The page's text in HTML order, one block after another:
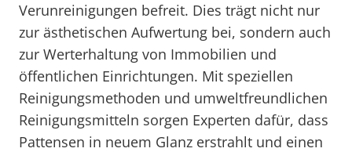
Verunreinigungen befreit. Dies trägt nicht nur
zur ästhetischen Aufwertung bei, sondern auch
zur Werterhaltung von Immobilien und
öffentlichen Einrichtungen. Mit speziellen
Reinigungsmethoden und umweltfreundlichen
Reinigungsmitteln sorgen Experten dafür, dass
Pattensen in neuem Glanz erstrahlt und einen